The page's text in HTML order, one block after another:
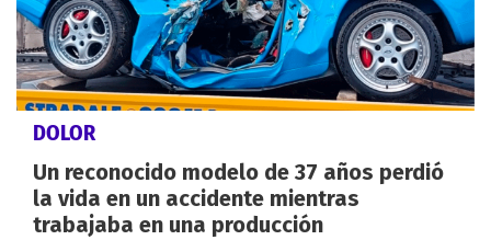
DOLOR
Un reconocido modelo de 37 años perdió
la vida en un accidente mientras
trabajaba en una producción